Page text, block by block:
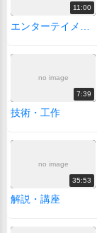
11:00
no image
7:39
技術・工作
no image
35:53
解説・講座